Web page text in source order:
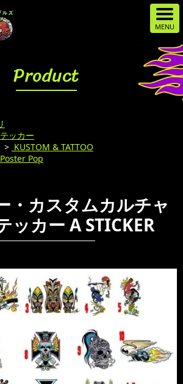
Product
ッカー
> KUSTOM & TATTOO
Poster Pop
・カスタムカルチャ
ッカー A STICKER